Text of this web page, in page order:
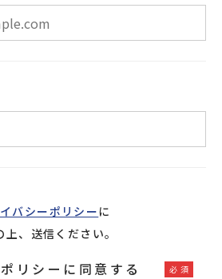
バシーポリシーに
上、送信ください。
リシーに同意する